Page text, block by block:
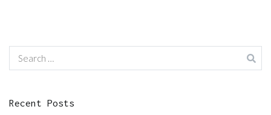
Search
for:
Recent Posts